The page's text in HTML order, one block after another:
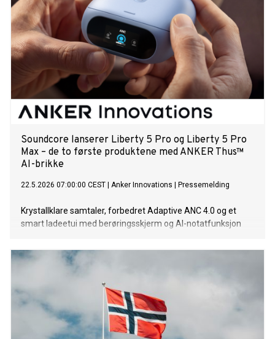
Soundcore lanserer Liberty 5 Pro og Liberty 5 Pro
Max – de to første produktene med ANKER Thus™
AI-brikke
22.5.2026 07:00:00 CEST Anker Innovations Pressemelding
Krystallklare samtaler, forbedret Adaptive ANC 4.0 og et
smart ladeetui med berøringsskjerm og AI-notatfunksjon